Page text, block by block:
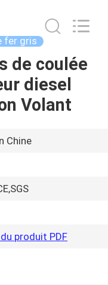
fer gris
de coulée
diesel
Volant
Chine
produit PDF